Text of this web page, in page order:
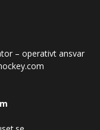
– operativt ansvar